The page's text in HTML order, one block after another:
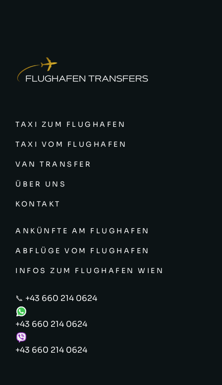
TAXI ZUM FLUGHAFEN
TAXI VOM FLUGHAFEN
VAN TRANSFER
ÜBER UNS
KONTAKT
ANKÜNFTE AM FLUGHAFEN
ABFLÜGE VOM FLUGHAFEN
INFOS ZUM FLUGHAFEN WIEN
📞 +43 660 214 0624
+43 660 214 0624
+43 660 214 0624